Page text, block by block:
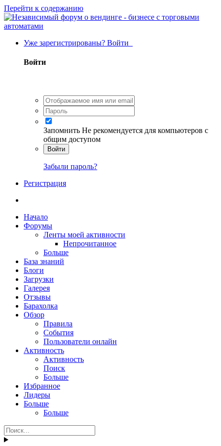
Перейти к содержанию
Уже зарегистрированы? Войти
Войти
Запомнить Не рекомендуется для компьютеров с
общим доступом
Войти
Забыли пароль?
Регистрация
Начало
Форумы
Ленты моей активности
Непрочитанное
Больше
База знаний
Блоги
Загрузки
Галерея
Отзывы
Барахолка
Обзор
Правила
События
Пользователи онлайн
Активность
Активность
Поиск
Больше
Избранное
Лидеры
Больше
Больше